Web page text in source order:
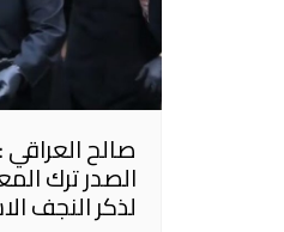
صالح
الصدر ترك
لذكر النجف